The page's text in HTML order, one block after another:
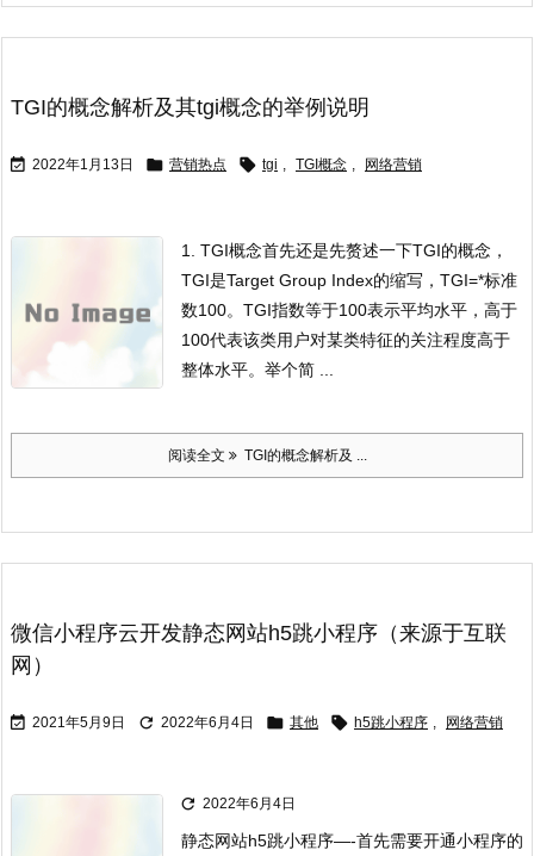
TGI的概念解析及其tgi概念的举例说明
 2022年1月13日  营销热点  tgi , TGI概念 , 网络营销
1. TGI概念首先还是先赘述一下TGI的概念，
TGI是Target Group Index的缩写，TGI=*标准
数100。TGI指数等于100表示平均水平，高于
100代表该类用户对某类特征的关注程度高于
整体水平。举个简 ...
阅读全文 TGI的概念解析及 ...
微信小程序云开发静态网站h5跳小程序（来源于互联
网）
 2021年5月9日  2022年6月4日  其他  h5跳小程序 , 网络营销
 2022年6月4日
静态网站h5跳小程序—-首先需要开通小程序的